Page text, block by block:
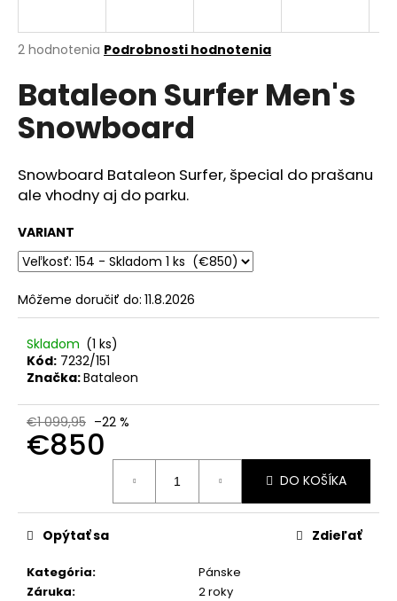
Priemerné
produktu
je
5,0
z
hviezdičiek.
2 hodnotenia Podrobnosti hodnotenia
Bataleon Surfer Men's
Snowboard
Snowboard Bataleon Surfer, špecial do prašanu
ale vhodny aj do parku.
VARIANT
Môžeme doručiť do: 11.8.2026
Skladom (1 ks)
Kód: 7232/151
Značka:Bataleon
€1 099,95 –22 %
€850
DO KOŠÍKA
Kategória:
Pánske
Záruka: 2 roky
Opýtať sa Zdieľať
j
ť
?
HĽADAŤ
d
p
o
ú
č
a
m
INDEPENDENT
€3,50